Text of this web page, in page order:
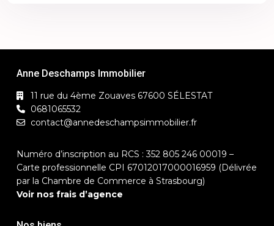
Anne Deschamps Immobilier
11 rue du 4ème Zouaves 67600 SÉLESTAT
0681065532
contact@annedeschampsimmobilier.fr
Numéro d’inscription au RCS : 352 805 246 00019 –
Carte professionnelle CPI 67012017000016959 (Délivrée
par la Chambre de Commerce à Strasbourg)
Voir nos frais d’agence